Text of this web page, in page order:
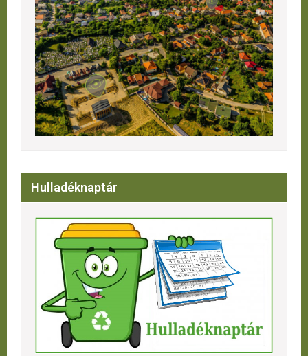
Hulladéknaptár